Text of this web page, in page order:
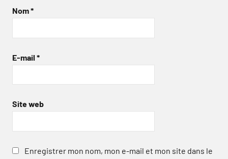
Nom*
E-mail *
Site web
Enregistrer mon nom, mon e-mail et mon site dans le